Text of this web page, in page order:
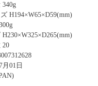
H194×W65×D59(mm)
20
月01日